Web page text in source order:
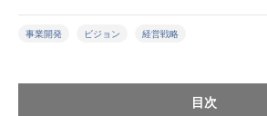
事業開発 ビジョン 経営戦略
目次